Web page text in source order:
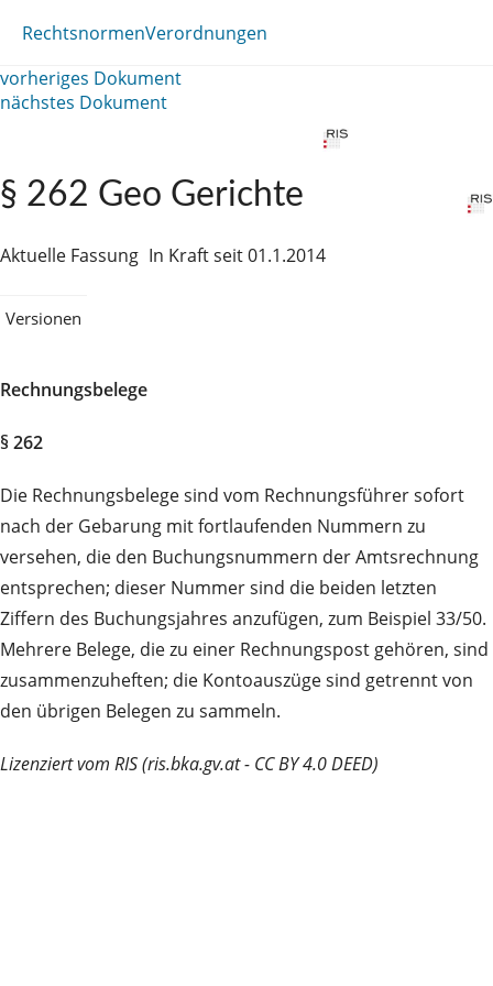
RechtsnormenVerordnungen
vorheriges Dokument
nächstes Dokument
§ 262 Geo Gerichte
Aktuelle Fassung In Kraft seit 01.1.2014
Versionen
Rechnungsbelege
§ 262
Die Rechnungsbelege sind vom Rechnungsführer sofort
nach der Gebarung mit fortlaufenden Nummern zu
versehen, die den Buchungsnummern der Amtsrechnung
entsprechen; dieser Nummer sind die beiden letzten
Ziffern des Buchungsjahres anzufügen, zum Beispiel 33/50.
Mehrere Belege, die zu einer Rechnungspost gehören, sind
zusammenzuheften; die Kontoauszüge sind getrennt von
den übrigen Belegen zu sammeln.
Lizenziert vom RIS (ris.bka.gv.at - CC BY 4.0 DEED)